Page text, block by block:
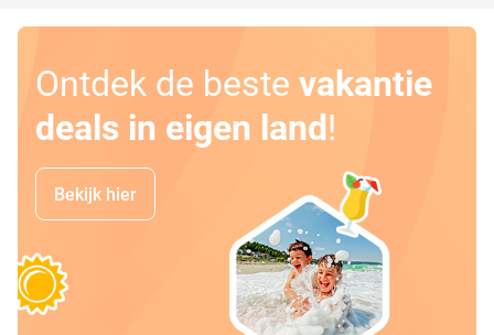
Ontdek de beste vakantie
deals in eigen land!
Bekijk hier